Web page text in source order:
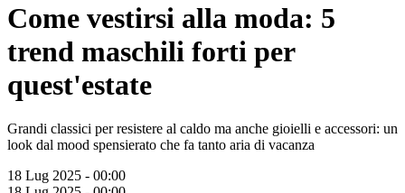
Come vestirsi alla moda: 5
trend maschili forti per
quest'estate
Grandi classici per resistere al caldo ma anche gioielli e accessori: un
look dal mood spensierato che fa tanto aria di vacanza
18 Lug 2025 - 00:00